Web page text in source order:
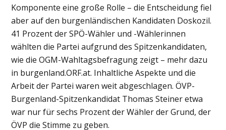
Komponente eine große Rolle – die Entscheidung fiel
aber auf den burgenländischen Kandidaten Doskozil.
41 Prozent der SPÖ-Wähler und -Wählerinnen
wählten die Partei aufgrund des Spitzenkandidaten,
wie die OGM-Wahltagsbefragung zeigt – mehr dazu
in burgenland.ORF.at. Inhaltliche Aspekte und die
Arbeit der Partei waren weit abgeschlagen. ÖVP-
Burgenland-Spitzenkandidat Thomas Steiner etwa
war nur für sechs Prozent der Wähler der Grund, der
ÖVP die Stimme zu geben.